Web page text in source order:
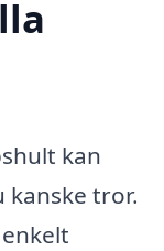
kan
kanske tror.